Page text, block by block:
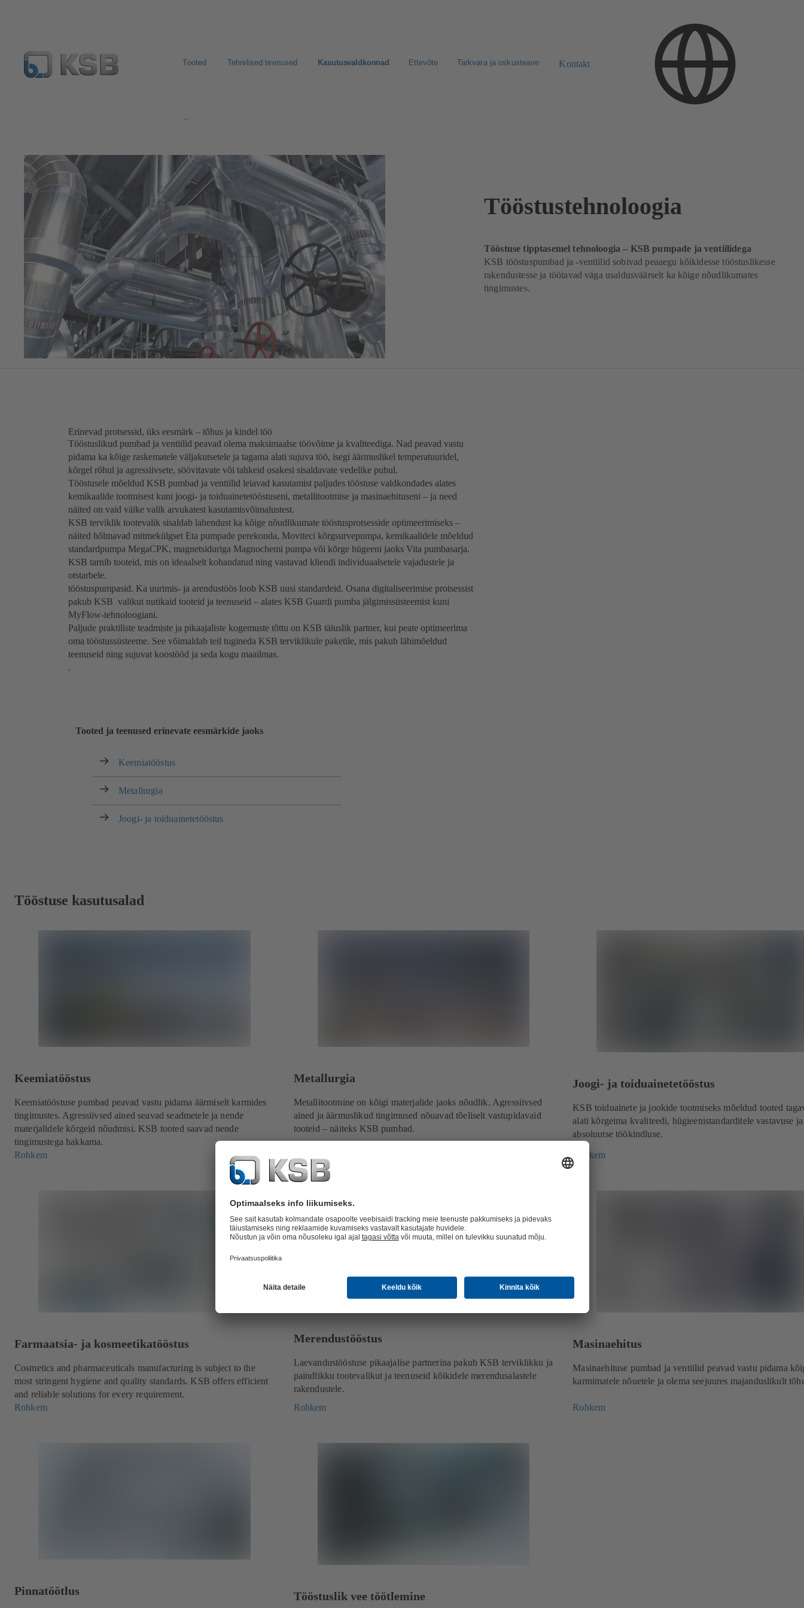
Tooted Tehnilised teenused Kasutusvaldkonnad Ettevõte Tarkvara ja oskusteave Kontakt
Tööstustehnoloogia
Tööstuse tipptasemel tehnoloogia – KSB pumpade ja ventiilidega
KSB tööstuspumbad ja -ventiilid sobivad peaaegu kõikidesse tööstuslikesse
rakendustesse ja töötavad väga usaldusväärselt ka kõige nõudlikumates
tingimustes.
Erinevad protsessid, üks eesmärk – tõhus ja kindel töö
Tööstuslikud pumbad ja ventiilid peavad olema maksimaalse töövõime ja kvaliteediga. Nad peavad vastu
pidama ka kõige raskematele väljakutsetele ja tagama alati sujuva töö, isegi äärmuslikel temperatuuridel,
kõrgel rõhul ja agressiivsete, söövitavate või tahkeid osakesi sisaldavate vedelike puhul.
Tööstusele mõeldud KSB pumbad ja ventiilid leiavad kasutamist paljudes tööstuse valdkondades alates
kemikaalide tootmisest kuni joogi- ja toiduainetetööstuseni, metallitootmise ja masinaehituseni – ja need
näited on vaid väike valik arvukatest kasutamisvõimalustest.
KSB terviklik tootevalik sisaldab lahendust ka kõige nõudlikumate tööstusprotsesside optimeerimiseks –
näited hõlmavad mitmekülgset Eta pumpade perekonda, Moviteci kõrgsurvepumpa, kemikaalidele mõeldud
standardpumpa MegaCPK, magnetsiduriga Magnochemi pumpa või kõrge hügeeni jaoks Vita pumbasarja.
KSB tarnib tooteid, mis on ideaalselt kohandatud ning vastavad kliendi individuaalsetele vajadustele ja
otstarbele.
tööstuspumpasid. Ka uurimis- ja arendustöös loob KSB uusi standardeid. Osana digitaliseerimise protsessist
pakub KSB valikut nutikaid tooteid ja teenuseid – alates KSB Guardi pumba jälgimissüsteemist kuni
MyFlow-tehnoloogiani.
Paljude praktiliste teadmiste ja pikaajaliste kogemuste tõttu on KSB täiuslik partner, kui peate optimeerima
oma tööstussüsteeme. See võimaldab teil tugineda KSB terviklikule paketile, mis pakub läbimõeldud
teenuseid ning sujuvat koostööd ja seda kogu maailmas.
.
Tooted ja teenused erinevate eesmärkide jaoks
Keemiatööstus
Metallurgia
Joogi- ja toiduainetetööstus
Tööstuse kasutusalad
Keemiatööstus
Keemiatööstuse pumbad peavad vastu pidama äärmiselt karmides
tingimustes. Agressiivsed ained seavad seadmetele ja nende
materjalidele kõrgeid nõudmisi. KSB tooted saavad nende
tingimustega hakkama.
Rohkem
Metallurgia
Metallitootmine on kõigi materjalide jaoks nõudlik. Agressiivsed
ained ja äärmuslikud tingimused nõuavad tõeliselt vastupidavaid
tooteid – näiteks KSB pumbad.
Joogi- ja toiduainetetööstus
KSB toiduainete ja jookide tootmiseks mõeldud tooted
alati kõrgeima kvaliteedi, hügieenistandarditele vastavuse ja
absoluutse töökindluse.
Rohkem
Farmaatsia- ja kosmeetikatööstus
Cosmetics and pharmaceuticals manufacturing is subject to the
most stringent hygiene and quality standards. KSB offers efficient
and reliable solutions for every requirement.
Rohkem
Merendustööstus
Laevandustööstuse pikaajalise partnerina pakub KSB terviklikku ja
paindlikku tootevalikut ja teenuseid kõikidele merendusalastele
rakendustele.
Rohkem
Masinaehitus
Masinaehituse pumbad ja ventiilid peavad vastu pidama
karmimatele nõuetele ja olema seejuures majanduslikult
Rohkem
Pinnatöötlus Tööstuslik vee töötlemine